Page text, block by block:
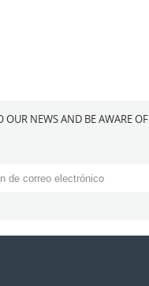
OUR NEWS AND BE AWARE OF